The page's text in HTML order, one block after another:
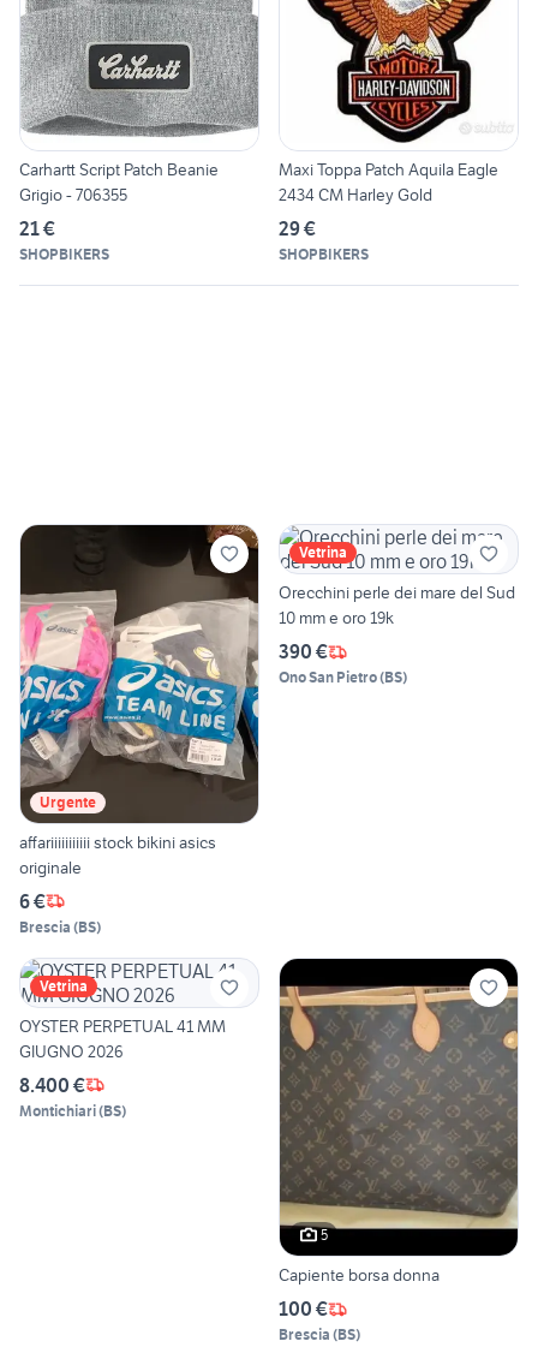
Carhartt Script Patch Beanie
Grigio - 706355
21 €
SHOPBIKERS
Maxi Toppa Patch Aquila Eagle
2434 CM Harley Gold
29 €
SHOPBIKERS
Urgente
affariiiiiiiiiii stock bikini asics
originale
6 €
Brescia (BS)
Vetrina
Orecchini perle dei mare del Sud
10 mm e oro 19k
390 €
Ono San Pietro(BS)
Vetrina
OYSTER PERPETUAL 41 MM
GIUGNO 2026
8.400 €
Montichiari(BS)
5
Capiente borsa donna
100 €
Brescia (BS)